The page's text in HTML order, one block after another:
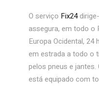
O serviço Fix24
assegura, em todo o
Europa Ocidental,
em estrada a todo o
pelos pneus e
está equipado com